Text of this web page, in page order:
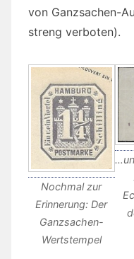
von Ganzsachen-
streng verboten).
Nochmal zur
Erinnerung: Der
Ganzsachen-
Wertstempel